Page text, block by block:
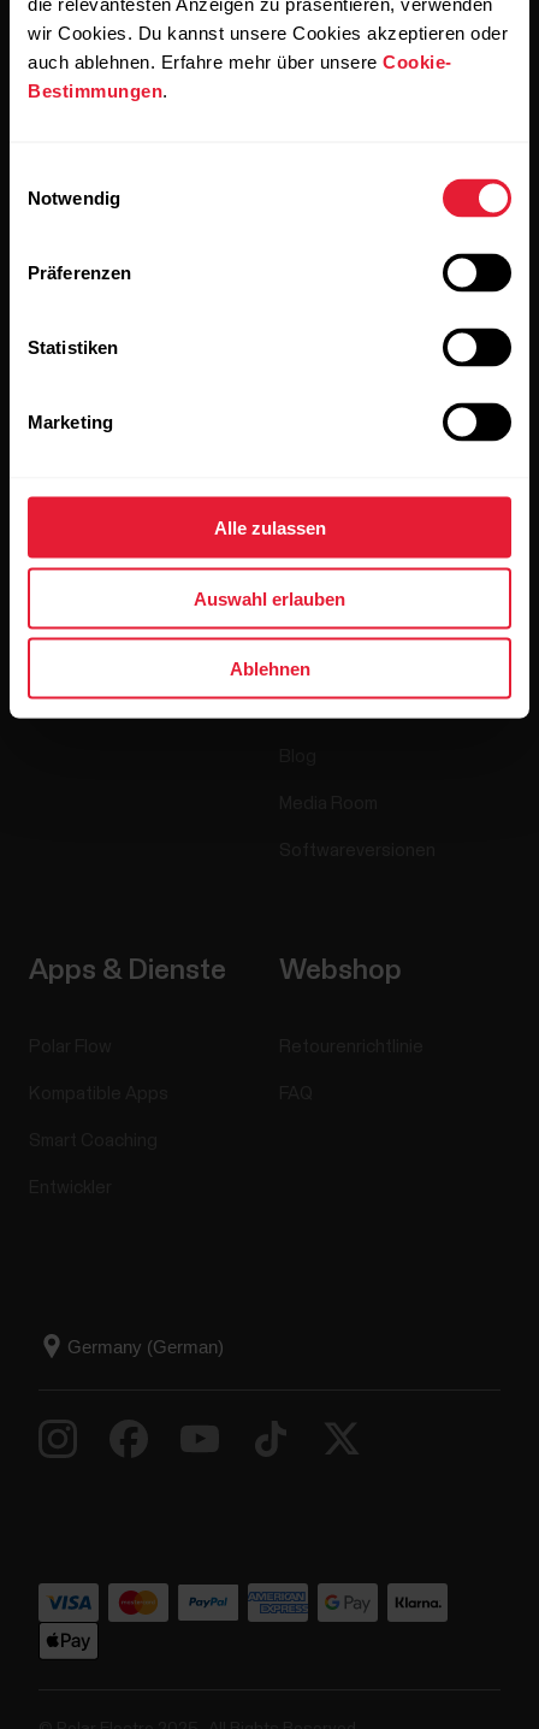
wir Cookies. Du kannst unsere Cookies akzeptieren oder
auch ablehnen. Erfahre mehr über unsere Cookie-
Bestimmungen.
Notwendig
Präferenzen
Statistiken
Marketing
Alle zulassen
Auswahl erlauben
Ablehnen
Bleibe auf dem Laufenden.
Wenn du auf „Abonnieren“ klickst, erklärst du dich damit
Produkte
Uhren
Über Polar
Wer wir sind
Polar for Business
Apps & Dienste Webshop